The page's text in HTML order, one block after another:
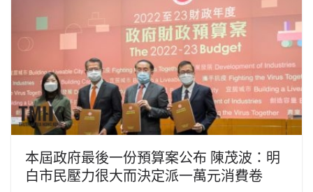
本屆政府最後一份預算案公布 陳茂波：明
白市民壓力很大而決定派一萬元消費卷